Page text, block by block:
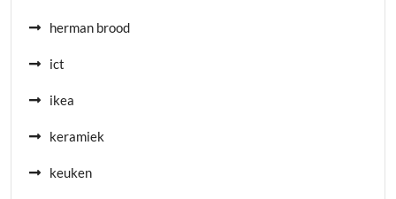
herman brood
ict
ikea
keramiek
keuken